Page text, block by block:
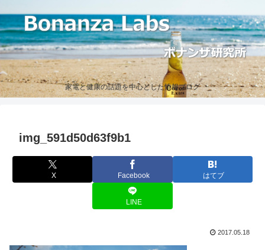
家電と健康の話題を中心とした情報ブログ
img_591d50d63f9b1
X Facebook はてブ
LINE
2017.05.18